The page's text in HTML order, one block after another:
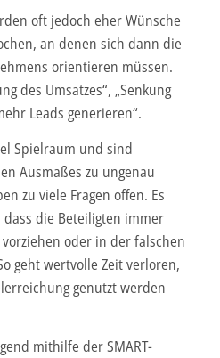
oft jedoch eher Wünsche
an denen sich dann die
orientieren müssen.
des Umsatzes“, „Senkung
Leads generieren“.
Spielraum und sind
Ausmaßes zu ungenau
zu viele Fragen offen. Es
die Beteiligten immer
oder in der falschen
geht wertvolle Zeit verloren,
genutzt werden
mithilfe der SMART-